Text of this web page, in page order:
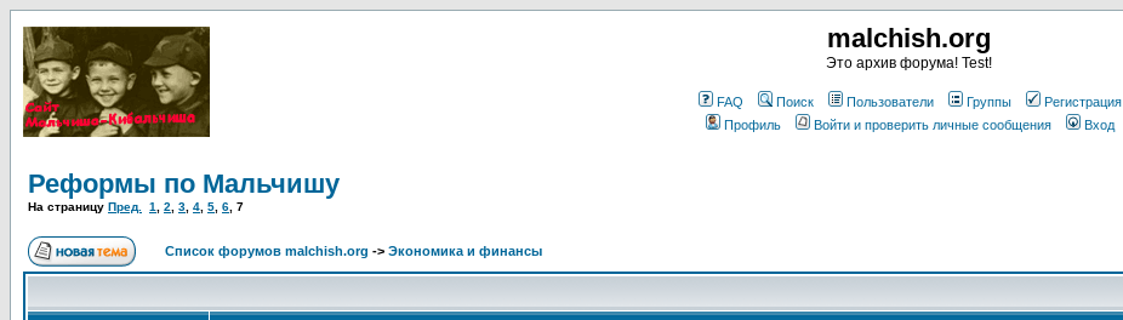
malchish.org
Это архив форума! Test!
FAQ Поиск Пользователи Группы
Регистрация
Профиль
Войти и проверить личные сообщения Вход
Реформы по Мальчишу
На страницу Пред. 1 2 3 4 5 6 7
Список форумов malchish.org -> Экономика и финансы